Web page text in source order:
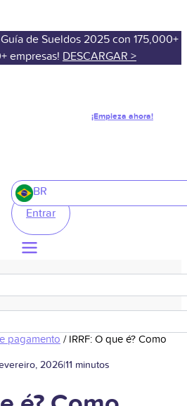
de Sueldos 2025 con 175,000+
empresas! DESCARGAR >
¡Empieza ahora!
BR
Entrar
pagamento / IRRF: O que é? Como
2026|11 minutos